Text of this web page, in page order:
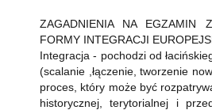
ZAGADNIENIA NA EGZAMIN
FORMY INTEGRACJI
Integracja - pochodzi od
(scalanie ,łączenie, tworzenie
proces, który może być
historycznej, terytorialnej i